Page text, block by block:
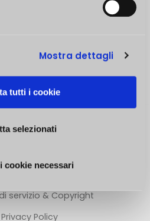
Mostra dettagli
tutti i cookie
selezionati
cookie necessari
DOCENTI
CONTATTI
SUI SOCIAL
servizio & Copyright
Privacy Policy